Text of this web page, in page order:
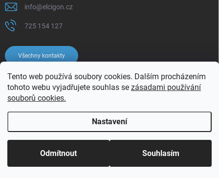
Tento web používá soubory cookies. Dalším procházením
tohoto webu vyjadřujete souhlas se zásadami používání
souborů cookies.
Nastavení
Odmítnout Souhlasím
info@elcigon.cz
725 154 127
Všechny kontakty
Copyright 2026Elcigon.cz. Všechna práva vyhrazena.Upravit nastavení
cookies